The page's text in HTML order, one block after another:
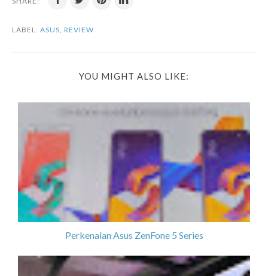
LABEL: ASUS, REVIEW
YOU MIGHT ALSO LIKE:
Perkenalan Asus ZenFone 5 Series